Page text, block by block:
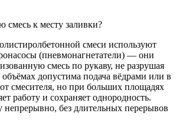
смесь к месту заливки?
смеси используют
(пневмонагнетатели) — они
смесь по рукаву, не разрушая
допустима подача вёдрами или в
смесителя, но при больших площадях
работу и сохраняет однородность.
непрерывно, без длительных перерывов